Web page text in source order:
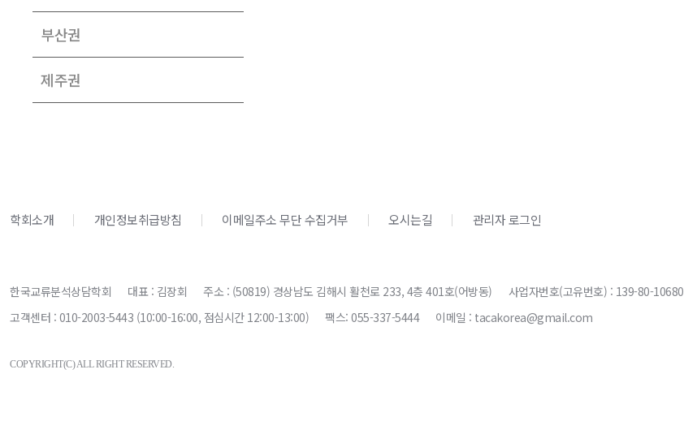
부산권
제주권
학회소개 개인정보취급방침 이메일주소 무단 수집거부 오시는길 관리자 로그인
한국교류분석상담학회 대표 : 김장회 주소 : (50819) 경상남도 김해시 활천로 233, 4층 401호(어방동)
사업자번호(고유번호) : 139-80-10680
고객센터 : 010-2003-5443 (10:00-16:00, 점심시간 12:00-13:00)
팩스: 055-337-5444 이메일 : tacakorea@gmail.com
COPYRIGHT(C) ALL RIGHT RESERVED.